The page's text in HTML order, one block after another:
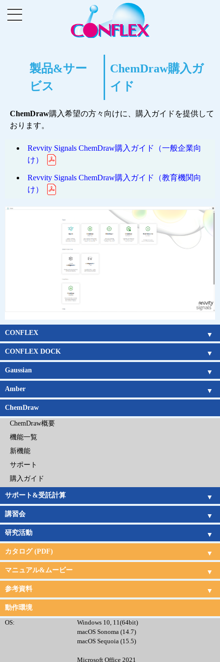
製品&サー
ビス
ChemDraw購入ガ
イド
ChemDraw購入希望の方々向けに、購入ガイドを提供して
おります。
Revvity Signals ChemDraw購入ガイド（一般企業向
け）
Revvity Signals ChemDraw購入ガイド（教育機関向
け）
CONFLEX
CONFLEX
Parallel CONFLEX
Interface
新機能
アルゴリズム
Gaussianとの連携
チュートリアルムービー
価格表：企業
：官公庁
：教育機関
CONFLEX DOCK
CONFLEX DOCK
アルゴリズム
チュートリアルムービー
価格表：企業
：官公庁
：教育機関
Gaussian
Gaussian概要
Gaussian 16新機能
GaussView概要
GaussView 6 新機能
CONFLEXとの連携
Gaussian日本語マニュアル
：基底関数系
：キーワードリスト
Amber
Amber概要
Amber新機能
日本語チュートリアル
Amber旧バージョン
Amberの価格
ChemDraw
ChemDraw概要
機能一覧
新機能
サポート
購入ガイド
サポート&受託計算
サポートサービス
受託計算サービス
講習会
講習会日程
研究活動
研究活動
カタログ (PDF)
CONFLEX
CONFLEX DOCK
Gaussian&GaussView
Amber
ChemDraw
受託計算
サポート・講習会
マニュアル&ムービー
CONFLEX & DOCKマニュアル
CONFLEX & DOCKムービー
Gaussian日本語マニュアル
Amber日本語チュートリアル
参考資料
CONFLEX&Gaussian連携
文献
現代化学サンプル分子
動作環境
OS:
Windows 10, 11(64bit)
macOS Sonoma (14.7)
macOS Sequoia (15.5)
Microsoft Office 2021